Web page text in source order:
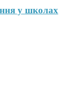
у школах